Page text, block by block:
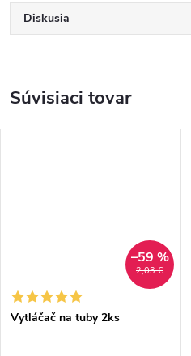
Diskusia
Súvisiaci tovar
2,03 €
–59 %
Vytláčač na tuby 2ks